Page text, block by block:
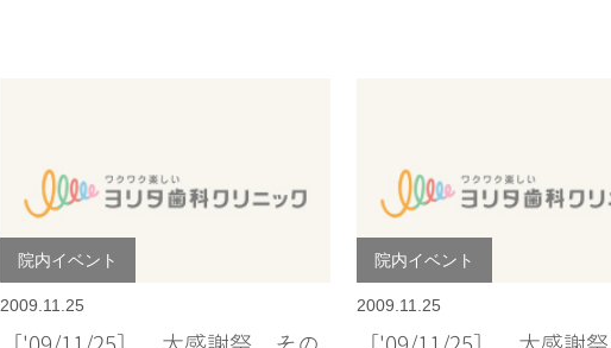
院内イベント
2009.11.25
院内イベント
2009.11.25